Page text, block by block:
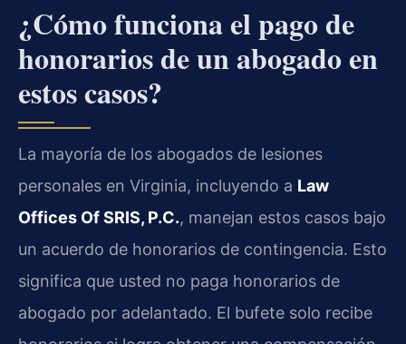
¿Cómo funciona el pago de
honorarios de un abogado en
estos casos?
La mayoría de los abogados de lesiones
personales en Virginia, incluyendo a Law
Offices Of SRIS, P.C., manejan estos casos bajo
un acuerdo de honorarios de contingencia. Esto
significa que usted no paga honorarios de
abogado por adelantado. El bufete solo recibe